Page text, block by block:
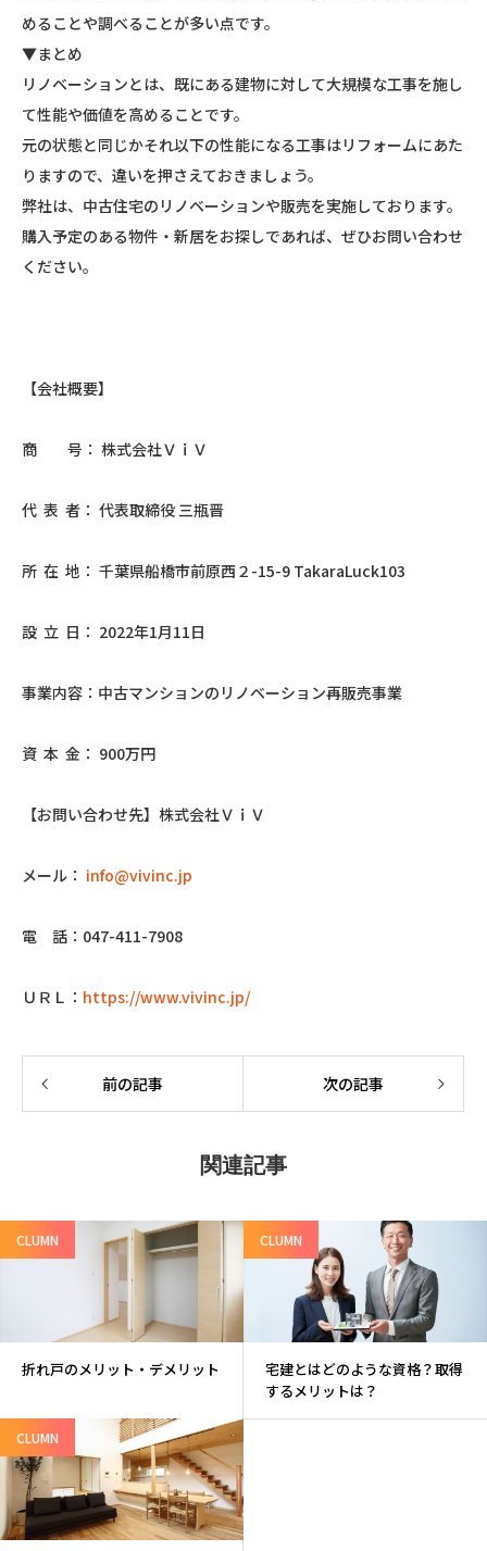
めることや調べることが多い点です。
▼まとめ
リノベーションとは、既にある建物に対して大規模な工事を施し
て性能や価値を高めることです。
元の状態と同じかそれ以下の性能になる工事はリフォームにあた
りますので、違いを押さえておきましょう。
弊社は、中古住宅のリノベーションや販売を実施しております。
購入予定のある物件・新居をお探しであれば、ぜひお問い合わせ
ください。
【会社概要】
商 号： 株式会社ＶｉＶ
代 表 者： 代表取締役 三瓶晋
所 在 地： 千葉県船橋市前原西２-15-9 TakaraLuck103
設 立 日： 2022年1月11日
事業内容：中古マンションのリノベーション再販売事業
資 本 金： 900万円
【お問い合わせ先】株式会社ＶｉＶ
メール： info@vivinc.jp
電 話：047-411-7908
ＵＲＬ： https://www.vivinc.jp/
前の記事 次の記事
関連記事
CLUMN
折れ戸のメリット・デメリット
CLUMN
宅建とはどのような資格？取得
するメリットは？
CLUMN